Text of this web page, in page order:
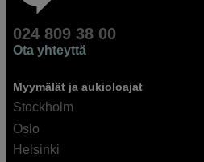
024 809 38 00
Ota yhteyttä
Myymälät ja aukioloajat
Stockholm
Oslo
Helsinki